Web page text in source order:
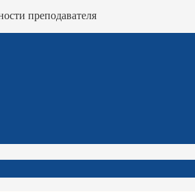
преподавателя